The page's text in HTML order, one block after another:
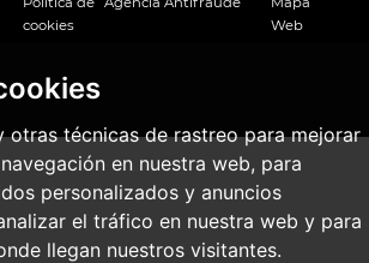
otras técnicas de rastreo para mejorar
en nuestra web, para
personalizados y anuncios
el tráfico en nuestra web y para
llegan nuestros visitantes.
cookies
Web